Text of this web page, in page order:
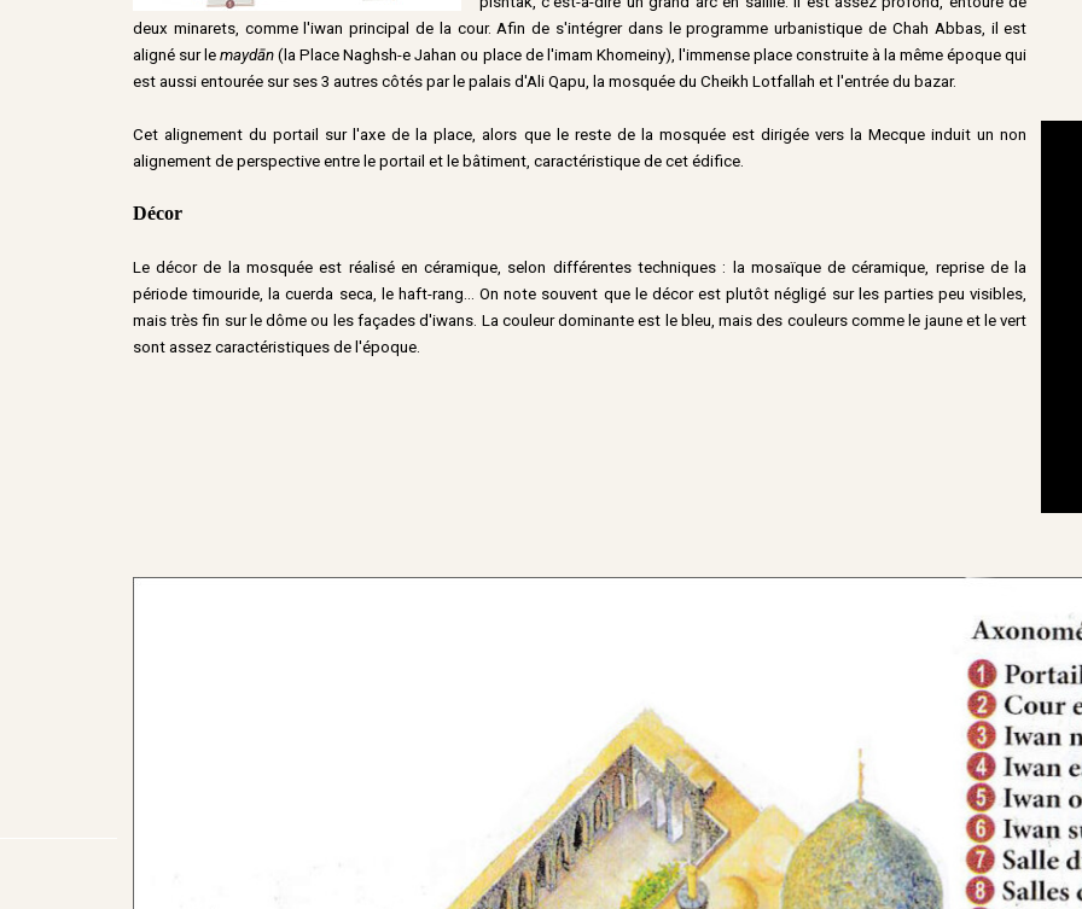
deux minarets, comme l'iwan principal de la cour. Afin de s'intégrer dans le programme urbanistique de Chah Abbas, il est
aligné sur lemaydān (la Place Naghsh-e Jahan ou place de l'imam Khomeiny), l'immense place construite à la même époque qui
est aussi entourée sur ses 3 autres côtés par le palais d'Ali Qapu, la mosquée du Cheikh Lotfallah et l'entrée du bazar.
Cet alignement du portail sur l'axe de la place, alors que le reste de la mosquée est dirigée vers la Mecque induit un non
alignement de perspective entre le portail et le bâtiment, caractéristique de cet édifice.
Décor
Le décor de la mosquée est réalisé en céramique, selon différentes techniques : la mosaïque de céramique, reprise de la
période timouride, la cuerda seca, le haft-rang... On note souvent que le décor est plutôt négligé sur les parties peu visibles,
mais très fin sur le dôme ou les façades d'iwans. La couleur dominante est le bleu, mais des couleurs comme le jaune et le vert
sont assez caractéristiques de l'époque.